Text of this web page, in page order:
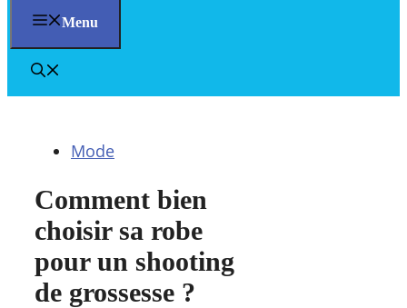
Menu
Mode
Comment bien
choisir sa robe
pour un shooting
de grossesse ?